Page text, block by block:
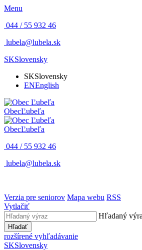
Menu
044 / 55 932 46
lubela@lubela.sk
SKSlovensky
SKSlovensky
ENEnglish
ObecĽubeľa
ObecĽubeľa
044 / 55 932 46
lubela@lubela.sk
Verzia pre seniorov Mapa webu RSS
Vytlačiť
Hľadaný
Hľadať
rozšírené vyhľadávanie
SKSlovensky